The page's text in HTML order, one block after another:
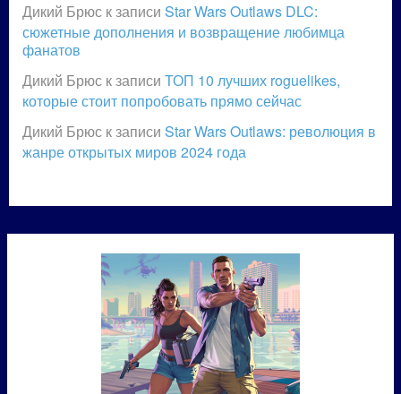
Дикий Брюс к записи Star Wars Outlaws DLC:
сюжетные дополнения и возвращение любимца
фанатов
Дикий Брюс к записи ТОП 10 лучших roguelikes,
которые стоит попробовать прямо сейчас
Дикий Брюс к записи Star Wars Outlaws: революция в
жанре открытых миров 2024 года